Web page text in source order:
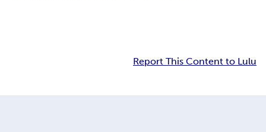
Report This Content to Lulu